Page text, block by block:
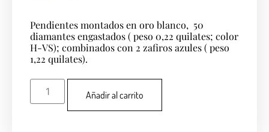
Pendientes montados en oro blanco, 50
diamantes engastados ( peso 0,22 quilates; color
H-VS); combinados con 2 zafiros azules ( peso
1,22 quilates).
Añadir al carrito